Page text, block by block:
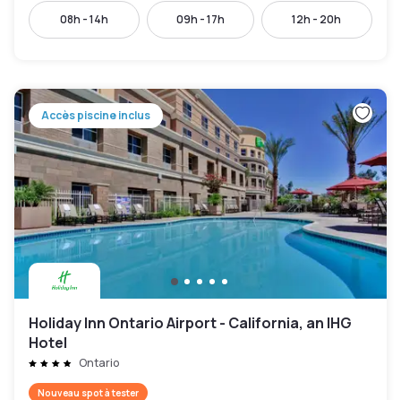
08h - 14h 09h - 17h 12h - 20h
Accès piscine inclus
Holiday Inn Ontario Airport - California, an IHG
Hotel
Ontario
Nouveau spot à tester